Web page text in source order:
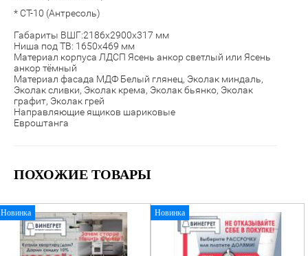
* СТ-10 (Антресоль)
Габариты ВШГ:2186х2900х317 мм
Ниша под ТВ: 1650х469 мм
Материал корпуса ЛДСП Ясень анкор светлый или Ясень
анкор тёмный
Материал фасада МДФ Белый глянец, Эколак миндаль,
Эколак сливки, Эколак крема, Эколак бьянко, Эколак
графит, Эколак грей
Направляющие ящиков шариковые
Евроштанга
ПОХОЖИЕ ТОВАРЫ
Новинка Новинка